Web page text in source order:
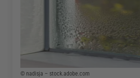
© nadisja – stock.adobe.com